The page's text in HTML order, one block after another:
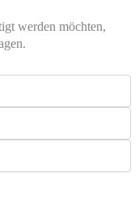
werden möchten,